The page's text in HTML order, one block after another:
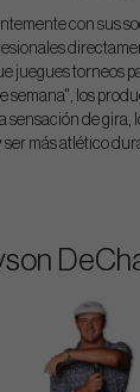
con sus
juegues torneos
semana", los
sensación de gira,
ser más atlético